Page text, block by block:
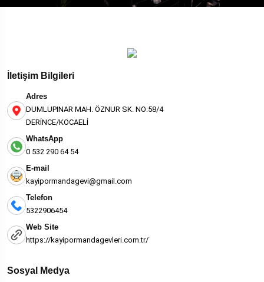
İletişim Bilgileri
Adres
DUMLUPINAR MAH. ÖZNUR SK. NO:58/4
DERİNCE/KOCAELİ
WhatsApp
0 532 290 64 54
E-mail
kayipormandagevi@gmail.com
Telefon
5322906454
Web Site
https://kayipormandagevleri.com.tr/
Sosyal Medya